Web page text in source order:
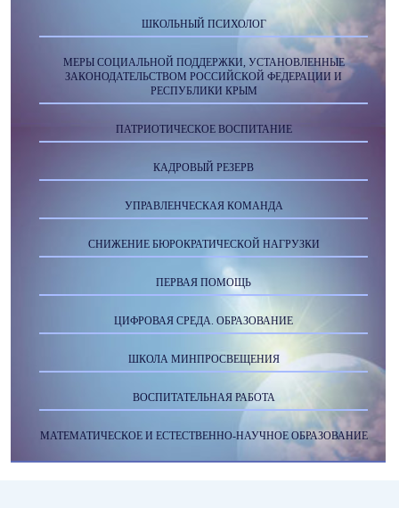
ШКОЛЬНЫЙ ПСИХОЛОГ
МЕРЫ СОЦИАЛЬНОЙ ПОДДЕРЖКИ, УСТАНОВЛЕННЫЕ
ЗАКОНОДАТЕЛЬСТВОМ РОССИЙСКОЙ ФЕДЕРАЦИИ И
РЕСПУБЛИКИ КРЫМ
ПАТРИОТИЧЕСКОЕ ВОСПИТАНИЕ
КАДРОВЫЙ РЕЗЕРВ
УПРАВЛЕНЧЕСКАЯ КОМАНДА
СНИЖЕНИЕ БЮРОКРАТИЧЕСКОЙ НАГРУЗКИ
ПЕРВАЯ ПОМОЩЬ
ЦИФРОВАЯ СРЕДА. ОБРАЗОВАНИЕ
ШКОЛА МИНПРОСВЕЩЕНИЯ
ВОСПИТАТЕЛЬНАЯ РАБОТА
МАТЕМАТИЧЕСКОЕ И ЕСТЕСТВЕННО-НАУЧНОЕ ОБРАЗОВАНИЕ